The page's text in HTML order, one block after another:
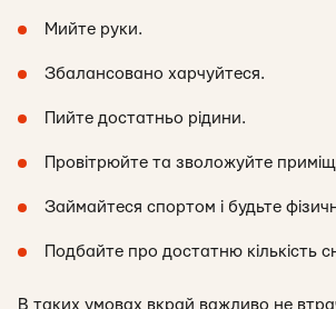
Мийте руки.
Збалансовано харчуйтеся.
Пийте достатньо рідини.
Провітрюйте та зволожуйте
Займайтеся спортом і будьте
Подбайте про достатню кількість
В таких умовах вкрай важливо не